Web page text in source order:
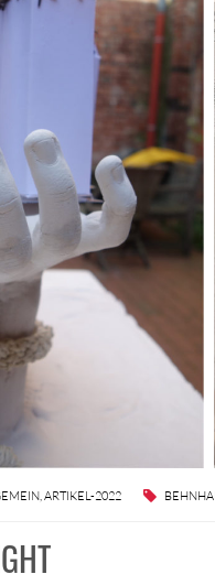
,ARTIKEL-2022